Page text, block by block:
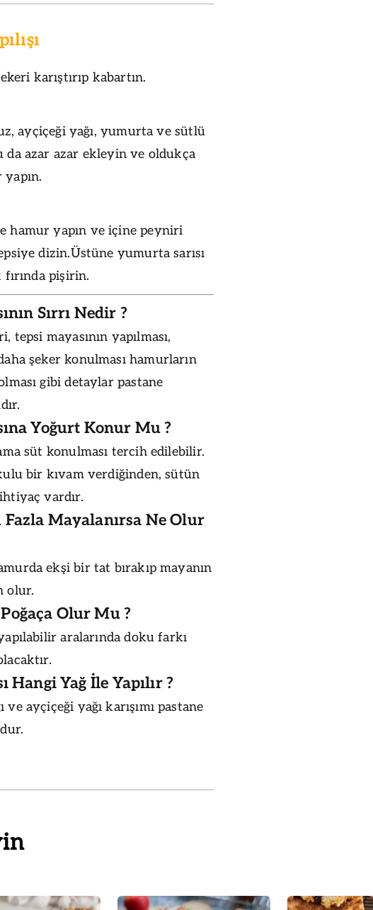
karıştırıp kabartın.
ayçiçeği yağı, yumurta ve sütlü
da azar azar ekleyin ve oldukça
hamur yapın ve içine peyniri
dizin.Üstüne yumurta sarısı
pişirin.
Sırrı Nedir ?
tepsi mayasının yapılması,
şeker konulması hamurların
gibi detaylar pastane
Yoğurt Konur Mu ?
süt konulması tercih edilebilir.
bir kıvam verdiğinden, sütün
vardır.
Mayalanırsa Ne Olur
ekşi bir tat bırakıp mayanın
olur.
Olur Mu ?
aralarında doku farkı
Hangi Yağ İle Yapılır ?
ve ayçiçeği yağı karışımı pastane